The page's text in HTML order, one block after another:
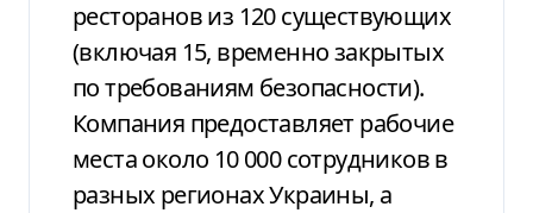
ресторанов из 120 существующих
(включая 15, временно закрытых
по требованиям безопасности).
Компания предоставляет рабочие
места около 10 000 сотрудников в
разных регионах Украины, а